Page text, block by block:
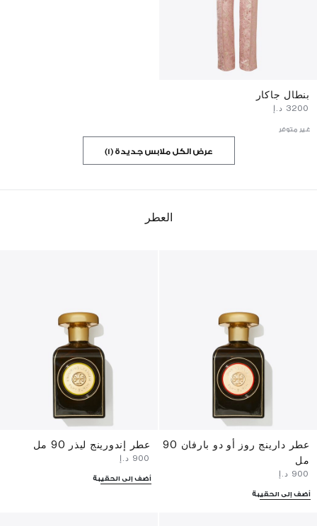
بنطال جاكار
غير متوفر
عرض الكل ملابس جديدة (1)
العطر
عطر دارينج روز أو دو بارفان 90
مل
أضف إلى الحقيبة
عطر إندورينج ليذر 90 مل
أضف إلى الحقيبة